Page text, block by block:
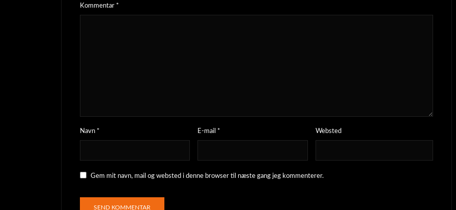
Kommentar *
Navn * E-mail * Websted
Gem mit navn, mail og websted i denne browser til næste gang jeg kommenterer.